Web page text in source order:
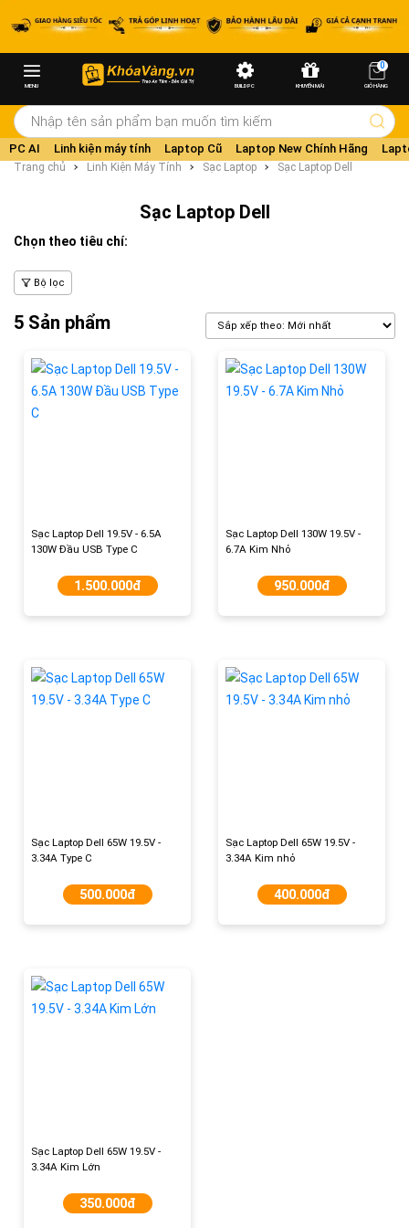
MENU BUILD PC KHUYẾN MÃI
0
GIỎ HÀNG
PC AI Linh kiện máy tính Laptop Cũ Laptop New Chính Hãng
Trang chủ Linh Kiện Máy Tính Sạc Laptop Sạc Laptop Dell
Sạc Laptop Dell
Chọn theo tiêu chí:
Bộ lọc
5 Sản phẩm
Sạc Laptop Dell 19.5V - 6.5A
130W Đầu USB Type C
1.500.000đ
Sạc Laptop Dell 130W 19.5V -
6.7A Kim Nhỏ
950.000đ
Sạc Laptop Dell 65W 19.5V -
3.34A Type C
500.000đ
Sạc Laptop Dell 65W 19.5V -
3.34A Kim nhỏ
400.000đ
Sạc Laptop Dell 65W 19.5V -
3.34A Kim Lớn
350.000đ